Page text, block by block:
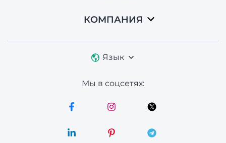
КОМПАНИЯ
Язык
Мы в соцсетях: